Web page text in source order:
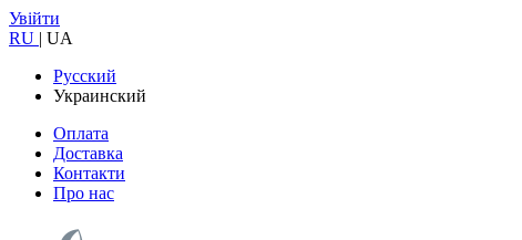
Увійти
RU | UA
Русский
Украинский
Оплата
Доставка
Контакти
Про нас